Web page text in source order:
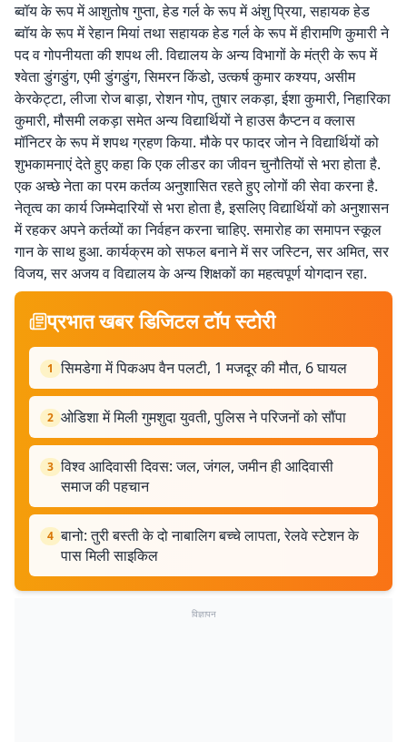
ब्वॉय के रूप में आशुतोष गुप्ता, हेड गर्ल के रूप में अंशु प्रिया, सहायक हेड
ब्वॉय के रूप में रेहान मियां तथा सहायक हेड गर्ल के रूप में हीरामणि कुमारी ने
पद व गोपनीयता की शपथ ली. विद्यालय के अन्य विभागों के मंत्री के रूप में
श्वेता डुंगडुंग, एमी डुंगडुंग, सिमरन किंडो, उत्कर्ष कुमार कश्यप, असीम
केरकेट्टा, लीजा रोज बाड़ा, रोशन गोप, तुषार लकड़ा, ईशा कुमारी, निहारिका
कुमारी, मौसमी लकड़ा समेत अन्य विद्यार्थियों ने हाउस कैप्टन व क्लास
मॉनिटर के रूप में शपथ ग्रहण किया. मौके पर फादर जोन ने विद्यार्थियों को
शुभकामनाएं देते हुए कहा कि एक लीडर का जीवन चुनौतियों से भरा होता है.
एक अच्छे नेता का परम कर्तव्य अनुशासित रहते हुए लोगों की सेवा करना है.
नेतृत्व का कार्य जिम्मेदारियों से भरा होता है, इसलिए विद्यार्थियों को अनुशासन
में रहकर अपने कर्तव्यों का निर्वहन करना चाहिए. समारोह का समापन स्कूल
गान के साथ हुआ. कार्यक्रम को सफल बनाने में सर जस्टिन, सर अमित, सर
विजय, सर अजय व विद्यालय के अन्य शिक्षकों का महत्वपूर्ण योगदान रहा.
प्रभात खबर डिजिटल टॉप स्टोरी
1 सिमडेगा में पिकअप वैन पलटी, 1 मजदूर की मौत, 6 घायल
2 ओडिशा में मिली गुमशुदा युवती, पुलिस ने परिजनों को सौंपा
3 विश्व आदिवासी दिवस: जल, जंगल, जमीन ही आदिवासी
समाज की पहचान
4 बानो: तुरी बस्ती के दो नाबालिग बच्चे लापता, रेलवे स्टेशन के
पास मिली साइकिल
विज्ञापन